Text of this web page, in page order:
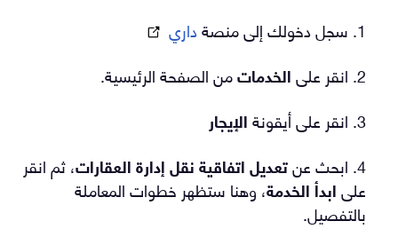
1. سجل دخولك إلى منصة
داري
2. انقر على
الخدماتمن الصفحة الرئيسية.
3. انقر على أيقونة
الإيجار
4. ابحث عن
تعديل اتفاقية نقل إدارة العقارات، ثم انقر
علىابدأ الخدمة، وهنا ستظهر خطوات المعاملة
بالتفصيل.